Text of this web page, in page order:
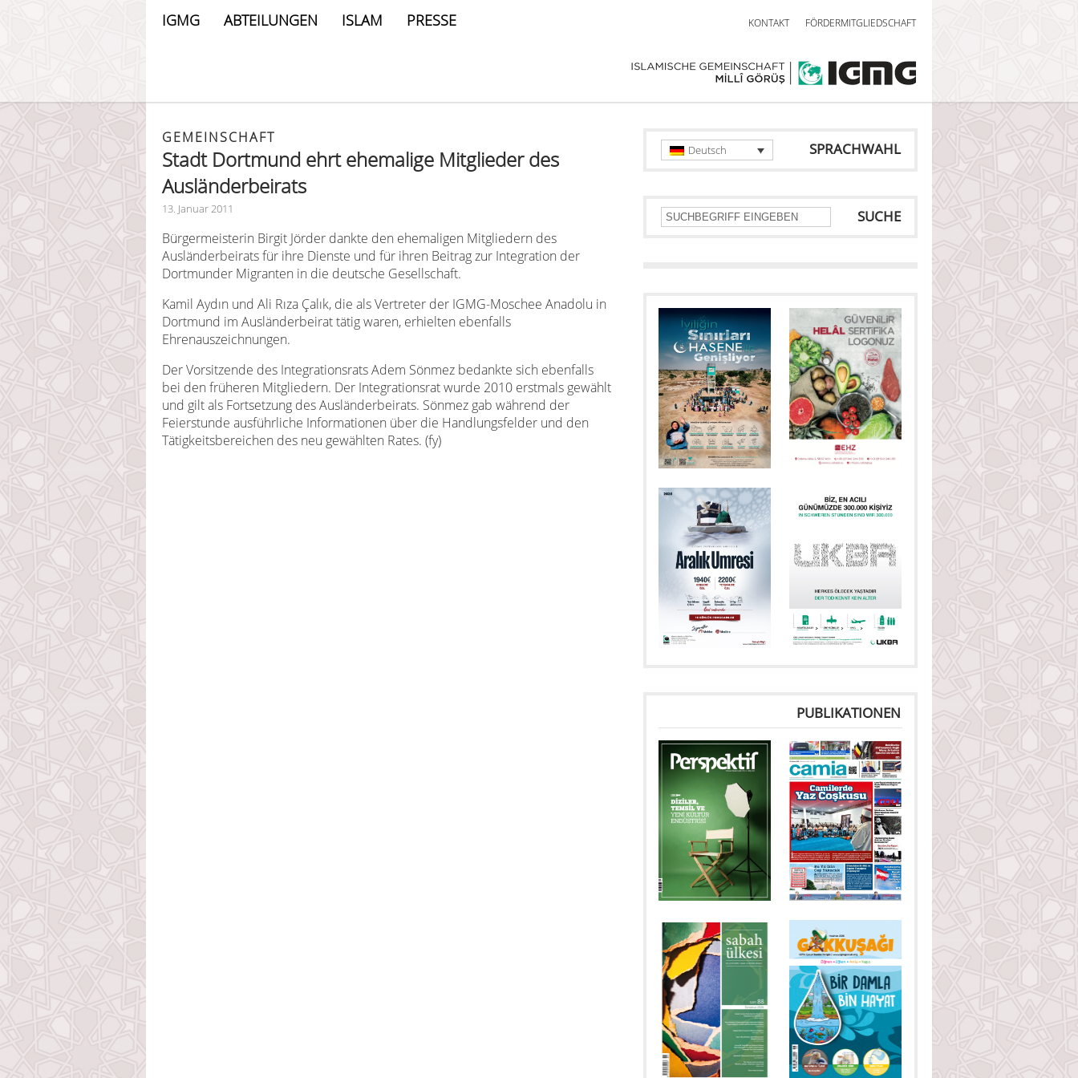
IGMG ABTEILUNGEN ISLAM PRESSE KONTAKT FÖRDERMITGLIEDSCHAFT
GEMEINSCHAFT
Stadt Dortmund ehrt ehemalige Mitglieder des
Ausländerbeirats
13. Januar 2011
Bürgermeisterin Birgit Jörder dankte den ehemaligen Mitgliedern des
Ausländerbeirats für ihre Dienste und für ihren Beitrag zur Integration der
Dortmunder Migranten in die deutsche Gesellschaft.
Kamil Aydın und Ali Rıza Çalık, die als Vertreter der IGMG-Moschee Anadolu in
Dortmund im Ausländerbeirat tätig waren, erhielten ebenfalls
Ehrenauszeichnungen.
Der Vorsitzende des Integrationsrats Adem Sönmez bedankte sich ebenfalls
bei den früheren Mitgliedern. Der Integrationsrat wurde 2010 erstmals gewählt
und gilt als Fortsetzung des Ausländerbeirats. Sönmez gab während der
Feierstunde ausführliche Informationen über die Handlungsfelder und den
Tätigkeitsbereichen des neu gewählten Rates. (fy)
SPRACHWAHL
Deutsch
SUCHE
PUBLIKATIONEN